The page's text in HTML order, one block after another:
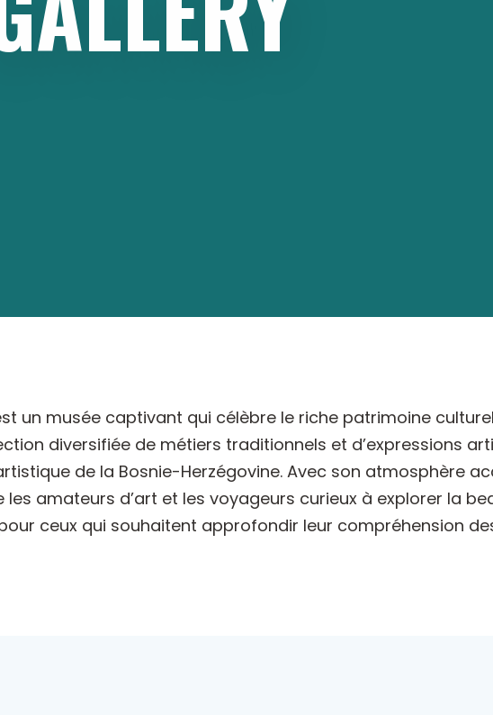
un musée captivant qui célèbre le riche patrimoine
diversifiée de métiers traditionnels et d’expressions
de la Bosnie-Herzégovine. Avec son atmosphère
amateurs d’art et les voyageurs curieux à explorer la
ceux qui souhaitent approfondir leur compréhension